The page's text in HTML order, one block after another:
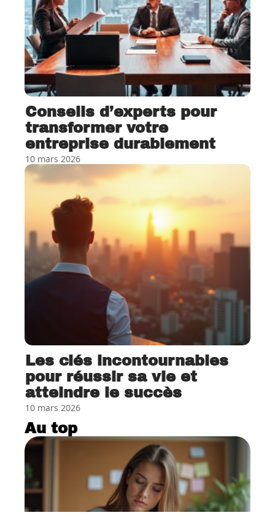
Conseils d’experts pour
transformer votre
entreprise durablement
10 mars 2026
Les clés incontournables
pour réussir sa vie et
atteindre le succès
10 mars 2026
Au top